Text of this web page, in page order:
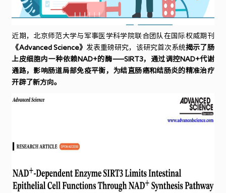
近期，北京师范大学与军事医学科学院联合团队在国际权威期刊
《Advanced Science》 发表重磅研究，该研究首次系统揭示了肠
上皮细胞内一种依赖NAD+的酶——SIRT3，通过调控NAD+代谢
通路，影响肠道局部免疫平衡，为结直肠癌和结肠炎的精准治疗
开辟了新方向。